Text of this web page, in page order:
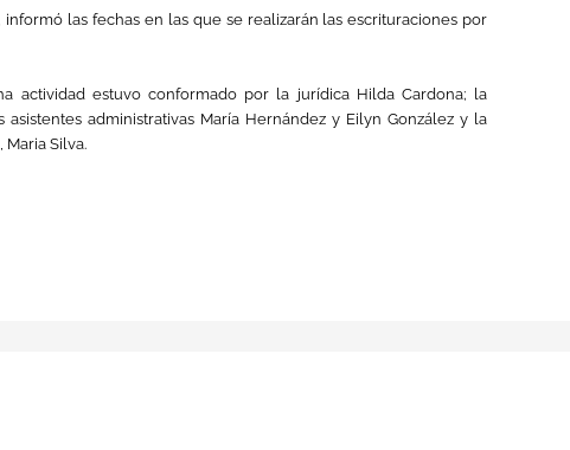
informó las fechas en las que se realizarán las escrituraciones por
actividad estuvo conformado por la jurídica Hilda Cardona; la
administrativas María Hernández y Eilyn González y la
Silva.